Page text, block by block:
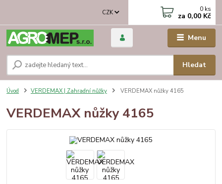
Menu
CZK
Hledat
0 ks
za 0,00 Kč
Úvod VERDEMAX | Zahradní nůžky VERDEMAX nůžky 4165
VERDEMAX nůžky 4165